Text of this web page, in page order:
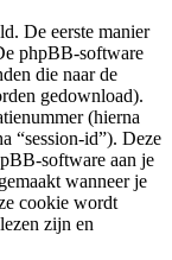
De eerste manier
phpBB-software
die naar de
gedownload).
(hierna
“session-id”). Deze
software aan je
wanneer je
cookie wordt
zijn en